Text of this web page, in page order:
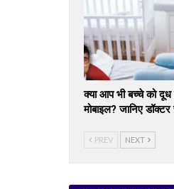
क्या आप भी बच्चे को दूध
मोबाइल? जानिए
PREV NEXT